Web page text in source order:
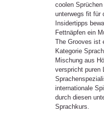
coolen
unterwegs fit für
Insidertipps
Fettnäpfen ein
The Grooves ist
Kategorie
Mischung aus
verspricht puren
internationale
durch diesen
Sprachkurs.